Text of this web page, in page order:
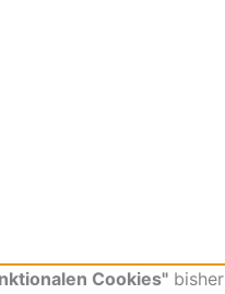
Cookies" bisher